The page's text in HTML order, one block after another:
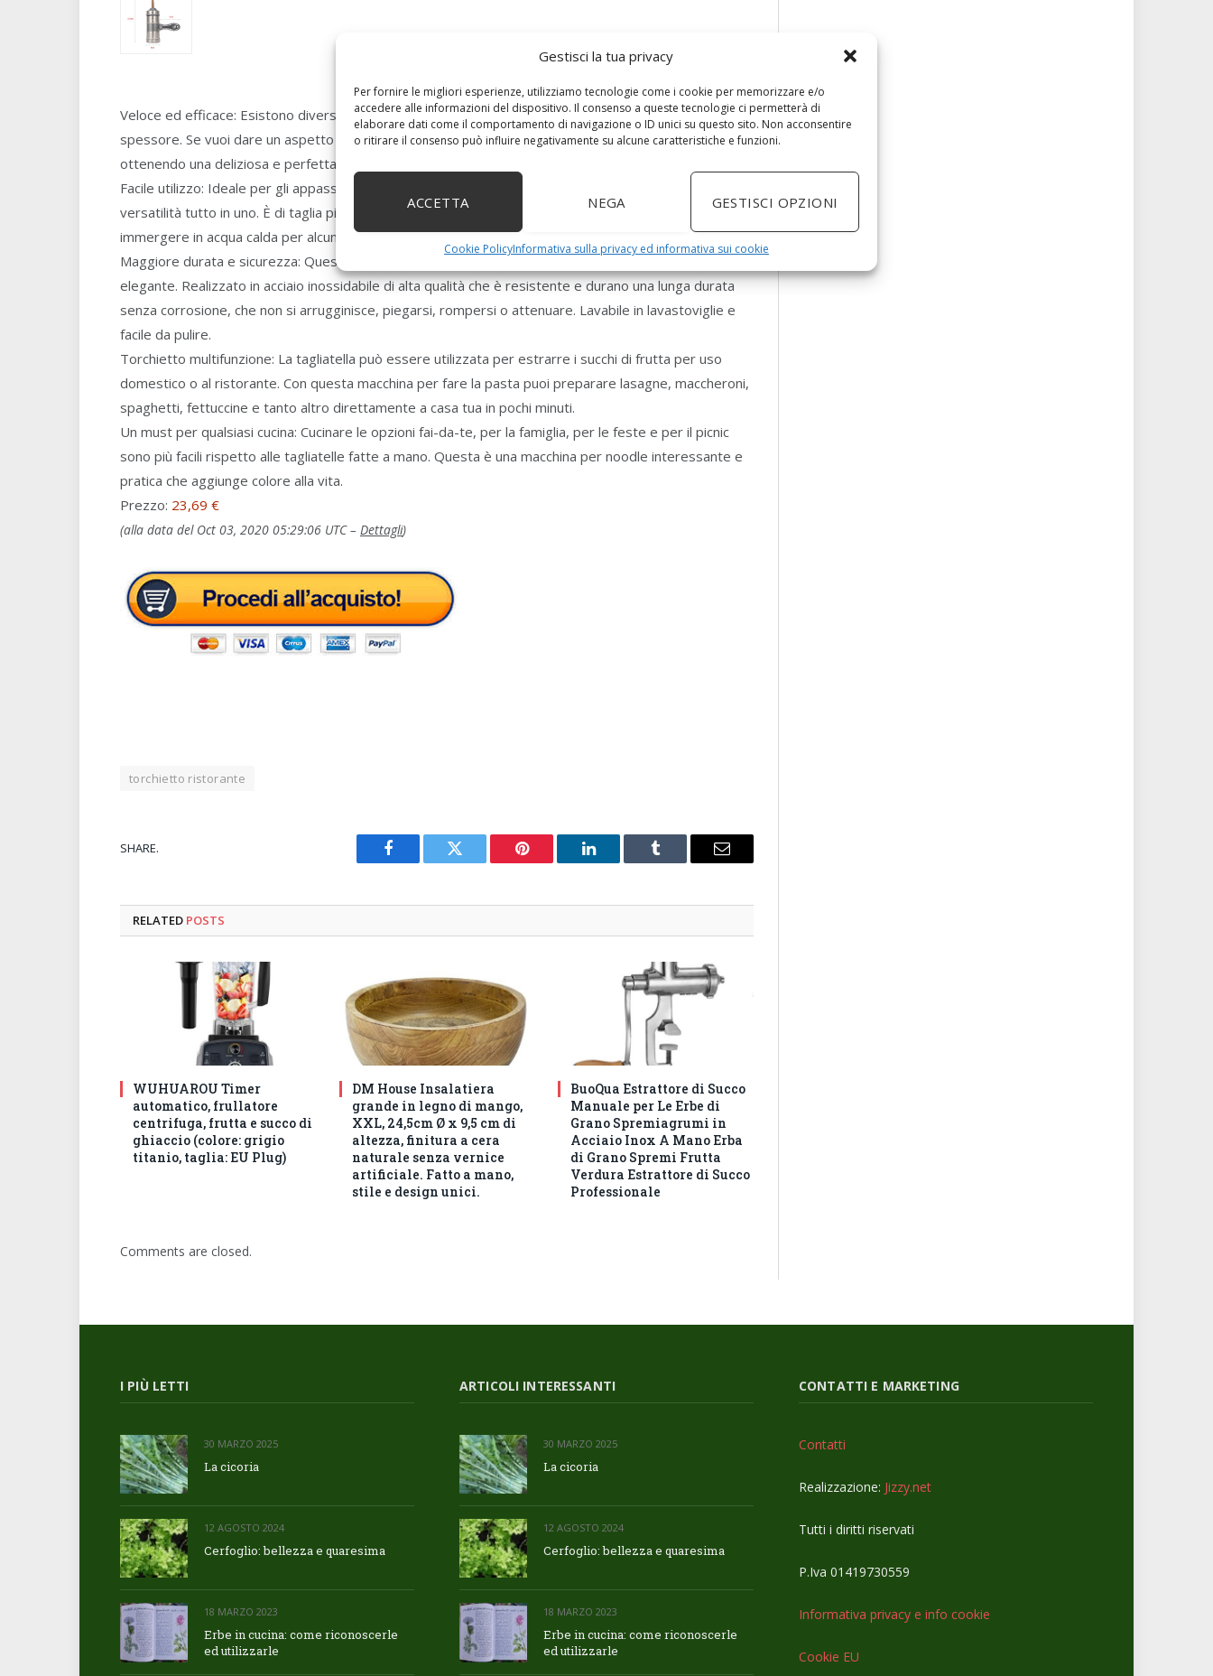
Gestisci la tua privacy
Per fornire le migliori esperienze, utilizziamo tecnologie come i cookie per memorizzare e/o
accedere alle informazioni del dispositivo. Il consenso a queste tecnologie ci permetterà di
elaborare dati come il comportamento di navigazione o ID unici su questo sito. Non acconsentire
o ritirare il consenso può influire negativamente su alcune caratteristiche e funzioni.
ACCETTA NEGA GESTISCI OPZIONI
Cookie PolicyInformativa sulla privacy ed informativa sui cookie
Veloce ed efficace: Esistono diverse teste di stampo che possono realizzare tagliolini di diverso
spessore. Se vuoi dare un aspetto armonioso ai tuoi pasta, questo utensile ti aiuta a tagliare la pasta
ottenendo una deliziosa e perfetta forma a mezzaluna in pochissimi minuti.
Facile utilizzo: Ideale per gli appassionati di cucina. 5 trafile per pasta intercambiabili offre un’ottima
versatilità tutto in uno. È di taglia piccola e facile da pulire. Dopo aver terminato le tagliatelle,
immergere in acqua calda per alcuni minuti per pulire rapidamente la tagliatella.
Maggiore durata e sicurezza: Questo ravioli Maker mirror-polishing di alta qualità ha un unico ed
elegante. Realizzato in acciaio inossidabile di alta qualità che è resistente e durano una lunga durata
senza corrosione, che non si arrugginisce, piegarsi, rompersi o attenuare. Lavabile in lavastoviglie e
facile da pulire.
Torchietto multifunzione: La tagliatella può essere utilizzata per estrarre i succhi di frutta per uso
domestico o al ristorante. Con questa macchina per fare la pasta puoi preparare lasagne, maccheroni,
spaghetti, fettuccine e tanto altro direttamente a casa tua in pochi minuti.
Un must per qualsiasi cucina: Cucinare le opzioni fai-da-te, per la famiglia, per le feste e per il picnic
sono più facili rispetto alle tagliatelle fatte a mano. Questa è una macchina per noodle interessante e
pratica che aggiunge colore alla vita.
Prezzo: 23,69 €
(alla data del Oct 03, 2020 05:29:06 UTC – Dettagli)
torchietto ristorante
SHARE.
Facebook Twitter Pinterest LinkedIn Tumblr Email
RELATED POSTS
WUHUAROU Timer
automatico, frullatore
centrifuga, frutta e succo di
ghiaccio (colore: grigio
titanio, taglia: EU Plug)
DM House Insalatiera
grande in legno di mango,
XXL, 24,5cm Ø x 9,5 cm di
altezza, finitura a cera
naturale senza vernice
artificiale. Fatto a mano,
stile e design unici.
BuoQua Estrattore di Succo
Manuale per Le Erbe di
Grano Spremiagrumi in
Acciaio Inox A Mano Erba
di Grano Spremi Frutta
Verdura Estrattore di Succo
Professionale
Comments are closed.
I PIÙ LETTI
30 MARZO 2025
La cicoria
12 AGOSTO 2024
Cerfoglio: bellezza e quaresima
18 MARZO 2023
Erbe in cucina: come riconoscerle
ed utilizzarle
ARTICOLI INTERESSANTI
30 MARZO 2025
La cicoria
12 AGOSTO 2024
Cerfoglio: bellezza e quaresima
18 MARZO 2023
Erbe in cucina: come riconoscerle
ed utilizzarle
CONTATTI E MARKETING
Contatti
Realizzazione: Jizzy.net
Tutti i diritti riservati
P.Iva 01419730559
Informativa privacy e info cookie
Cookie EU